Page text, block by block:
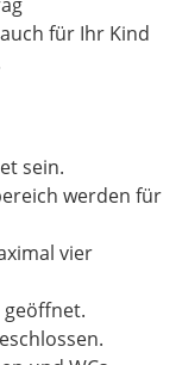
für Ihr Kind
sein.
werden für
vier
geöffnet.